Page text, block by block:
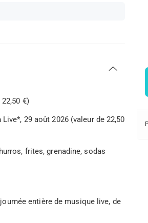
€)
29 août 2026 (valeur de 22,50
frites, grenadine, sodas
entière de musique live, de